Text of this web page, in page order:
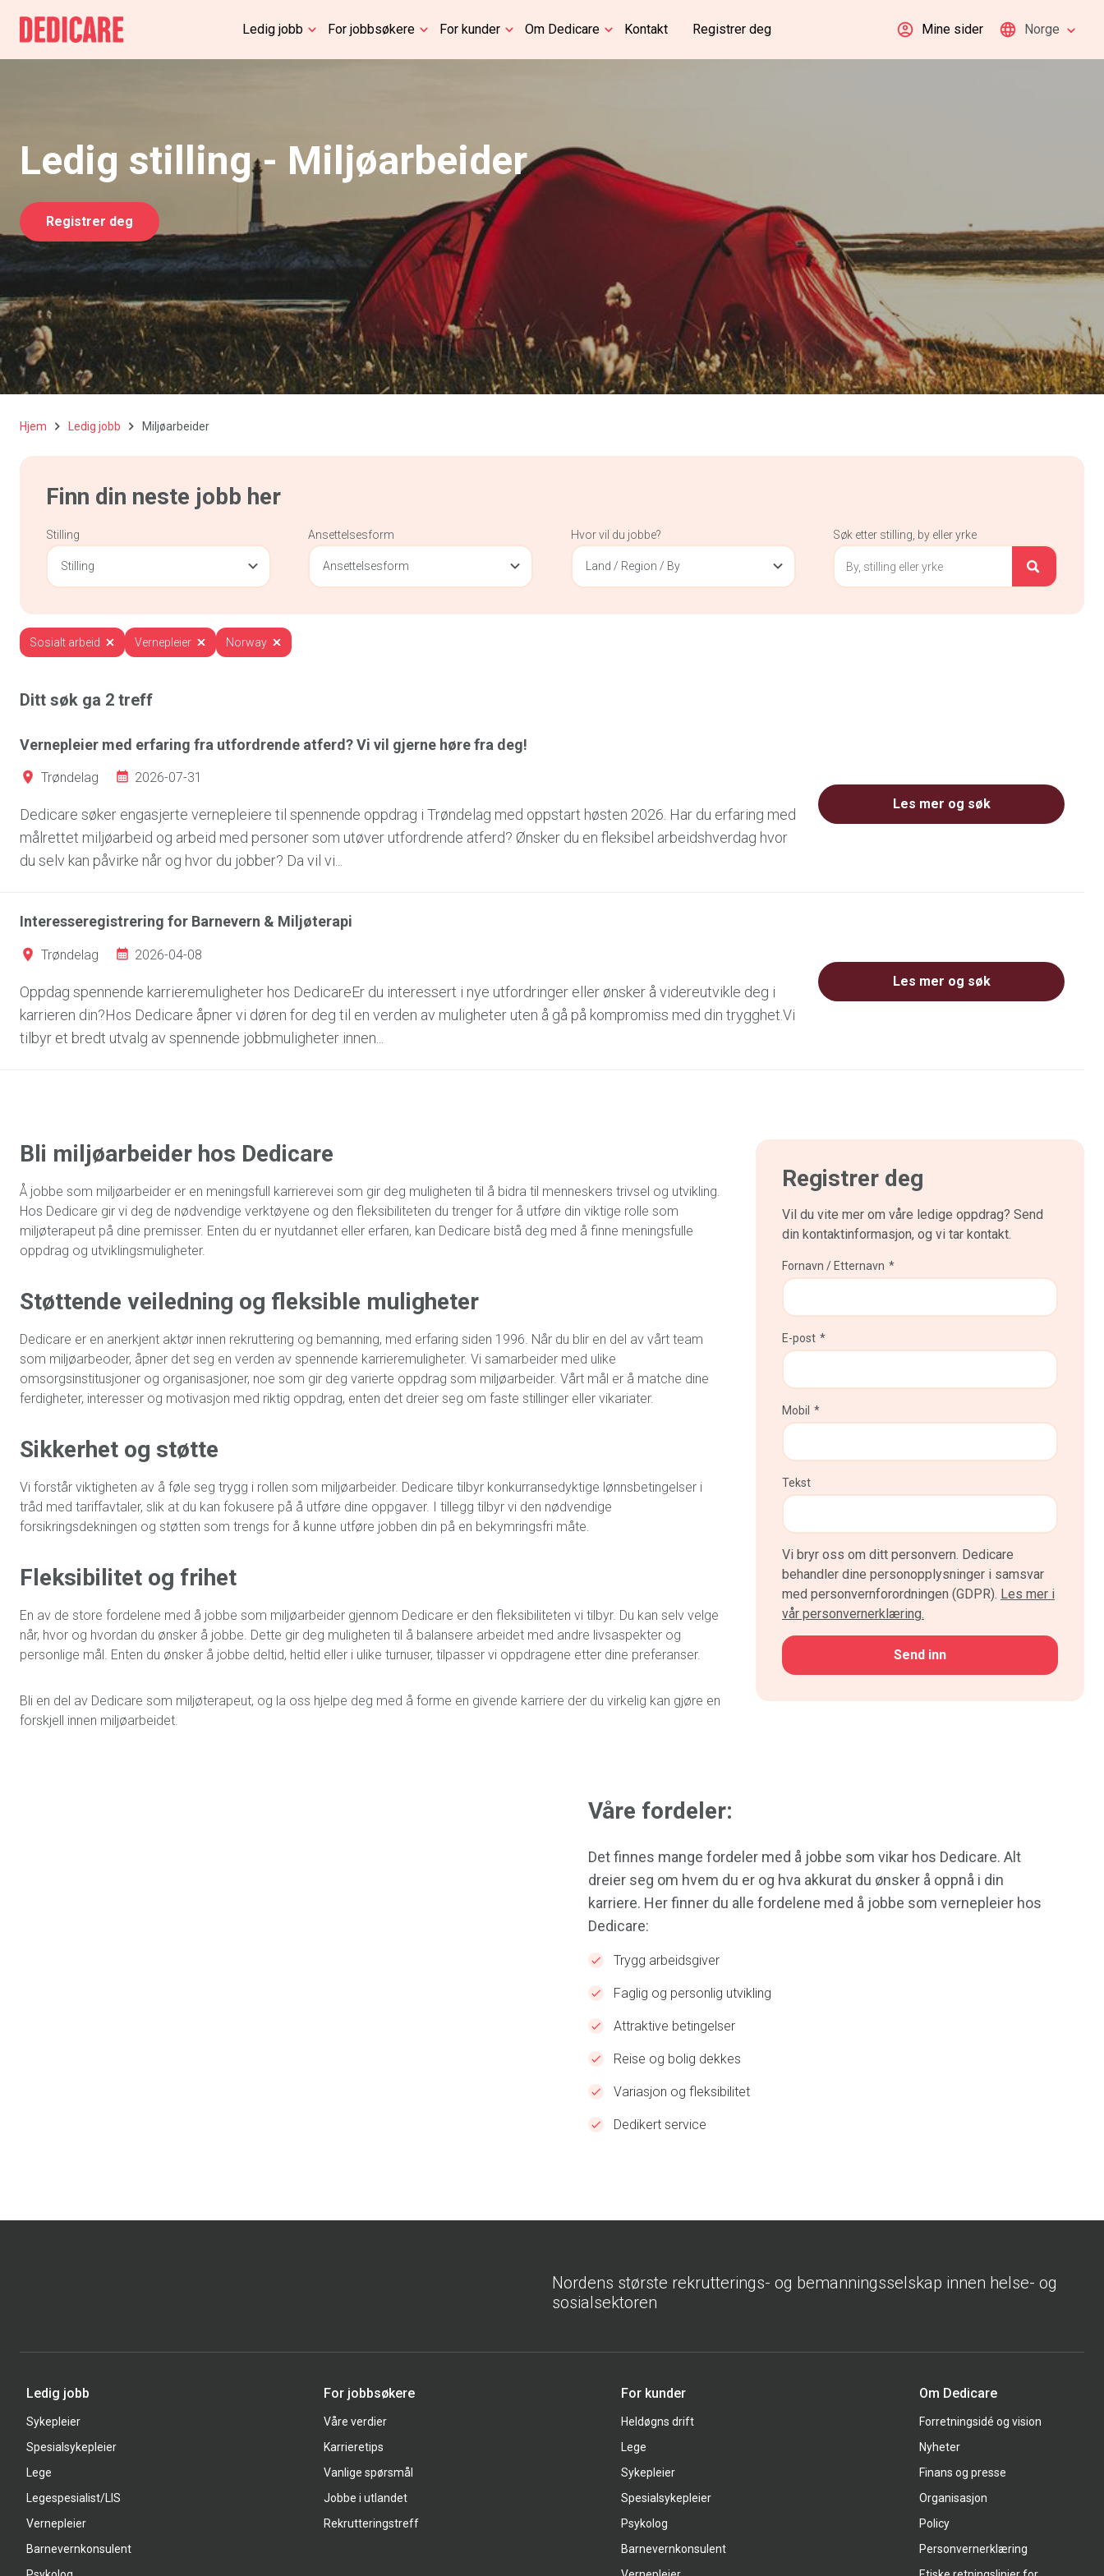
Ledig jobb For jobbsøkere For kunder Om Dedicare Kontakt Registrer deg Mine sider Norge
Ledig stilling - Miljøarbeider
Registrer deg
Hjem Ledig jobb Miljøarbeider
Finn din neste jobb her
Stilling
Stilling
Ansettelsesform
Ansettelsesform
Hvor vil du jobbe?
Land / Region / By
Søk etter stilling, by eller yrke
Sosialt arbeid Vernepleier Norway
Ditt søk ga 2 treff
Vernepleier med erfaring fra utfordrende atferd? Vi vil gjerne høre fra deg!
Trøndelag 2026-07-31
Dedicare søker engasjerte vernepleiere til spennende oppdrag i Trøndelag med oppstart høsten 2026. Har du erfaring med
målrettet miljøarbeid og arbeid med personer som utøver utfordrende atferd? Ønsker du en fleksibel arbeidshverdag hvor
du selv kan påvirke når og hvor du jobber? Da vil vi...
Les mer og søk
Interesseregistrering for Barnevern & Miljøterapi
Trøndelag 2026-04-08
Oppdag spennende karrieremuligheter hos DedicareEr du interessert i nye utfordringer eller ønsker å videreutvikle deg i
karrieren din?Hos Dedicare åpner vi døren for deg til en verden av muligheter uten å gå på kompromiss med din trygghet.Vi
tilbyr et bredt utvalg av spennende jobbmuligheter innen...
Les mer og søk
Bli miljøarbeider hos Dedicare
Å jobbe som miljøarbeider er en meningsfull karrierevei som gir deg muligheten til å bidra til menneskers trivsel og utvikling.
Hos Dedicare gir vi deg de nødvendige verktøyene og den fleksibiliteten du trenger for å utføre din viktige rolle som
miljøterapeut på dine premisser. Enten du er nyutdannet eller erfaren, kan Dedicare bistå deg med å finne meningsfulle
oppdrag og utviklingsmuligheter.
Støttende veiledning og fleksible muligheter
Dedicare er en anerkjent aktør innen rekruttering og bemanning, med erfaring siden 1996. Når du blir en del av vårt team
som miljøarbeoder, åpner det seg en verden av spennende karrieremuligheter. Vi samarbeider med ulike
omsorgsinstitusjoner og organisasjoner, noe som gir deg varierte oppdrag som miljøarbeider. Vårt mål er å matche dine
ferdigheter, interesser og motivasjon med riktig oppdrag, enten det dreier seg om faste stillinger eller vikariater.
Sikkerhet og støtte
Vi forstår viktigheten av å føle seg trygg i rollen som miljøarbeider. Dedicare tilbyr konkurransedyktige lønnsbetingelser i
tråd med tariffavtaler, slik at du kan fokusere på å utføre dine oppgaver. I tillegg tilbyr vi den nødvendige
forsikringsdekningen og støtten som trengs for å kunne utføre jobben din på en bekymringsfri måte.
Fleksibilitet og frihet
En av de store fordelene med å jobbe som miljøarbeider gjennom Dedicare er den fleksibiliteten vi tilbyr. Du kan selv velge
når, hvor og hvordan du ønsker å jobbe. Dette gir deg muligheten til å balansere arbeidet med andre livsaspekter og
personlige mål. Enten du ønsker å jobbe deltid, heltid eller i ulike turnuser, tilpasser vi oppdragene etter dine preferanser.
Bli en del av Dedicare som miljøterapeut, og la oss hjelpe deg med å forme en givende karriere der du virkelig kan gjøre en
forskjell innen miljøarbeidet.
Registrer deg
Vil du vite mer om våre ledige oppdrag? Send
din kontaktinformasjon, og vi tar kontakt.
Fornavn / Etternavn *
E-post *
Mobil *
Tekst
Vi bryr oss om ditt personvern. Dedicare
behandler dine personopplysninger i samsvar
med personvernforordningen (GDPR). Les mer i
vår personvernerklæring.
Våre fordeler:
Det finnes mange fordeler med å jobbe som vikar hos Dedicare. Alt
dreier seg om hvem du er og hva akkurat du ønsker å oppnå i din
karriere. Her finner du alle fordelene med å jobbe som vernepleier hos
Dedicare:
Trygg arbeidsgiver
Faglig og personlig utvikling
Attraktive betingelser
Reise og bolig dekkes
Variasjon og fleksibilitet
Dedikert service
Nordens største rekrutterings- og bemanningsselskap innen helse- og
sosialsektoren
Ledig jobb
Sykepleier
Spesialsykepleier
Lege
Legespesialist/LIS
Vernepleier
Barnevernkonsulent
For jobbsøkere
Våre verdier
Karrieretips
Vanlige spørsmål
Jobbe i utlandet
Rekrutteringstreff
For kunder
Heldøgns drift
Lege
Sykepleier
Spesialsykepleier
Psykolog
Barnevernkonsulent
Om Dedicare
Forretningsidé og vision
Nyheter
Finans og presse
Organisasjon
Policy
Personvernerklæring